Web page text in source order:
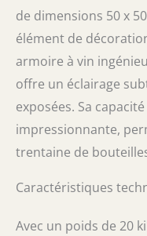
de dimensions 50 x
élément de
armoire à vin
offre un éclairage
exposées. Sa
impressionnante,
trentaine de
Caractéristiques
Avec un poids de 20